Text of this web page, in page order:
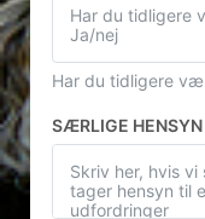
Har du tidligere
SÆRLIGE HENSYN